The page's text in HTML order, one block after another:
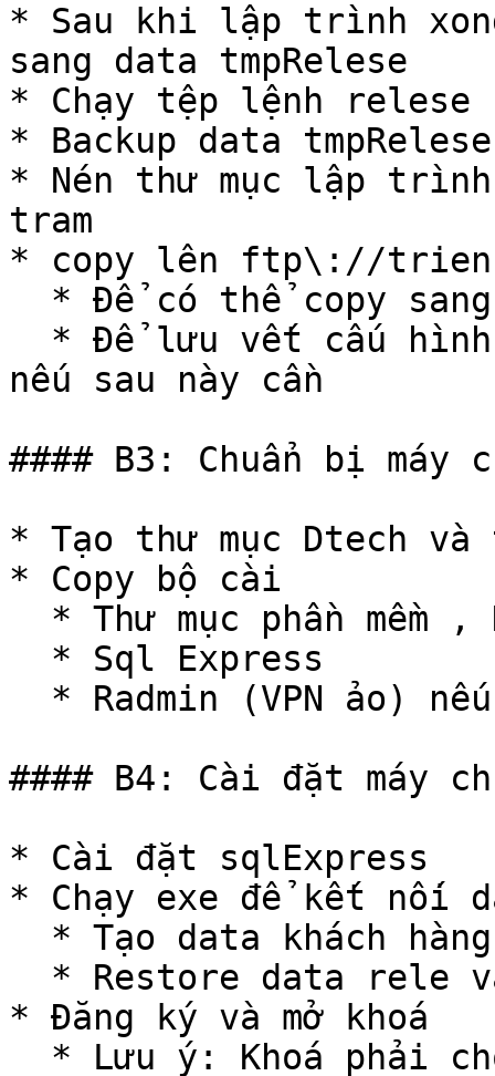
* Sau khi lập trình
sang data tmpRelese
* Chạy tệp lệnh relese
* Backup data
* Nén thư mục lập
tram
* copy lên ftp\://
nếu sau này cần
#### B3: Chuẩn bị máy
* Tạo thư mục Dtech
* Copy bộ cài
#### B4: Cài đặt máy
* Cài đặt sqlExpress
* Chạy exe để kết nối
* Đăng ký và mở khoá